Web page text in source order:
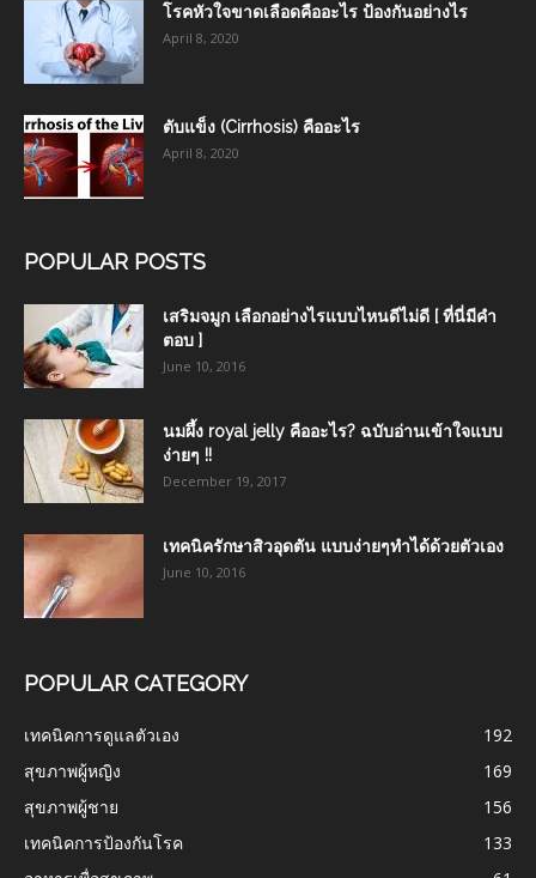
โรคหัวใจขาดเลือดคืออะไร ป้องกันอย่างไร
April 8, 2020
ตับแข็ง (Cirrhosis) คืออะไร
April 8, 2020
POPULAR POSTS
เสริมจมูก เลือกอย่างไรแบบไหนดีไม่ดี [ ที่นี่มีคำ
ตอบ ]
June 10, 2016
นมผึ้ง royal jelly คืออะไร? ฉบับอ่านเข้าใจแบบ
ง่ายๆ !!
December 19, 2017
เทคนิครักษาสิวอุดตัน แบบง่ายๆทำได้ด้วยตัวเอง
June 10, 2016
POPULAR CATEGORY
เทคนิคการดูแลตัวเอง
192
สุขภาพผู้หญิง
169
สุขภาพผู้ชาย
156
เทคนิคการป้องกันโรค
133